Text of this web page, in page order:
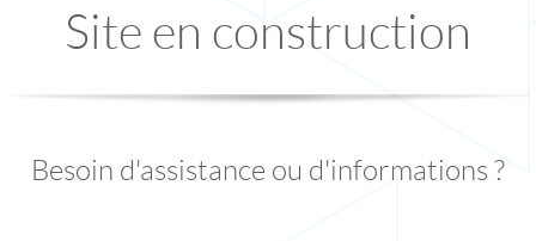
Site en construction
Besoin d'assistance ou d'informations ?